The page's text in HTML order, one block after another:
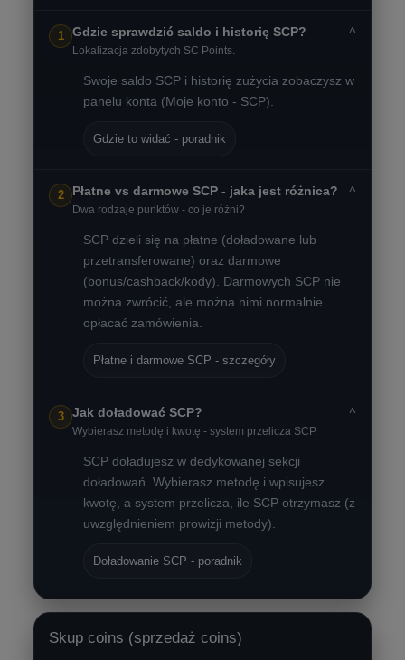
1 Gdzie sprawdzić saldo i historię SCP?
Lokalizacja zdobytych SC Points.
˅
Swoje saldo SCP i historię zużycia zobaczysz w
panelu konta (Moje konto - SCP).
Gdzie to widać - poradnik
2 Płatne vs darmowe SCP - jaka jest różnica?
Dwa rodzaje punktów - co je różni?
˅
SCP dzieli się na płatne (doładowane lub
przetransferowane) oraz darmowe
(bonus/cashback/kody). Darmowych SCP nie
można zwrócić, ale można nimi normalnie
opłacać zamówienia.
Płatne i darmowe SCP - szczegóły
3 Jak doładować SCP?
Wybierasz metodę i kwotę - system przelicza SCP.
˅
SCP doładujesz w dedykowanej sekcji
doładowań. Wybierasz metodę i wpisujesz
kwotę, a system przelicza, ile SCP otrzymasz (z
uwzględnieniem prowizji metody).
Doładowanie SCP - poradnik
Skup coins (sprzedaż coins)